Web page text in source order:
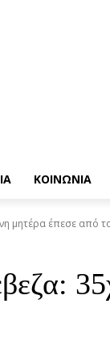
ΚΟΙΝΩΝΙΑ
μητέρα έπεσε από